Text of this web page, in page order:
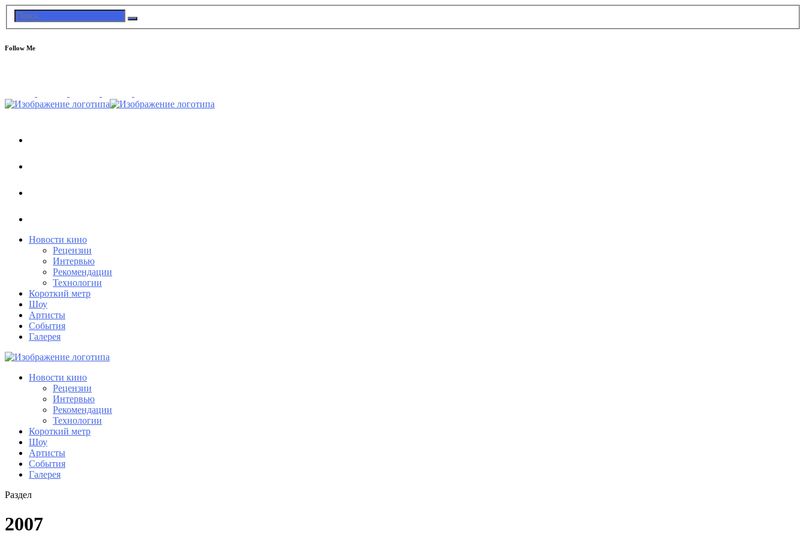
Follow Me
Новости кино
Рецензии
Интервью
Рекомендации
Технологии
Короткий метр
Шоу
Артисты
События
Галерея
Новости кино
Рецензии
Интервью
Рекомендации
Технологии
Короткий метр
Шоу
Артисты
События
Галерея
Раздел
2007